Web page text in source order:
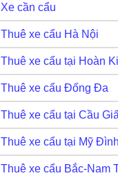
Xe cần cẩu
Thuê xe cẩu Hà Nội
Thuê xe cẩu tại Hoàn
Thuê xe cẩu Đống Đa
Thuê xe cẩu tại Cầu
Thuê xe cẩu tại Mỹ Đình
Thuê xe cẩu Bắc-Nam